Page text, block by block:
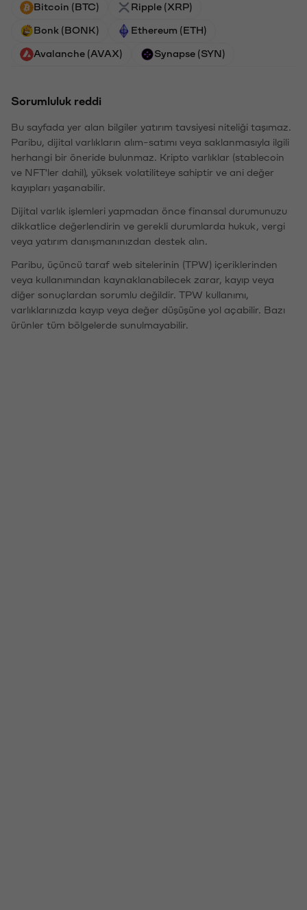
Bitcoin (BTC) Ripple (XRP)
Bonk (BONK) Ethereum (ETH)
Avalanche (AVAX) Synapse (SYN)
Sorumluluk reddi
Bu sayfada yer alan bilgiler yatırım tavsiyesi niteliği taşımaz.
Paribu, dijital varlıkların alım-satımı veya saklanmasıyla ilgili
herhangi bir öneride bulunmaz. Kripto varlıklar (stablecoin
ve NFT'ler dahil), yüksek volatiliteye sahiptir ve ani değer
kayıpları yaşanabilir.
Dijital varlık işlemleri yapmadan önce finansal durumunuzu
dikkatlice değerlendirin ve gerekli durumlarda hukuk, vergi
veya yatırım danışmanınızdan destek alın.
Paribu, üçüncü taraf web sitelerinin (TPW) içeriklerinden
veya kullanımından kaynaklanabilecek zarar, kayıp veya
diğer sonuçlardan sorumlu değildir. TPW kullanımı,
varlıklarınızda kayıp veya değer düşüşüne yol açabilir. Bazı
ürünler tüm bölgelerde sunulmayabilir.